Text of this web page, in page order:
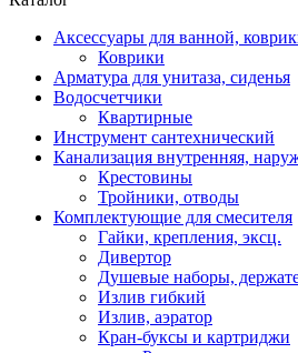
Аксессуары для ванной,
Коврики
Арматура для унитаза, сиденья
Водосчетчики
Квартирные
Инструмент сантехнический
Канализация внутренняя,
Крестовины
Тройники, отводы
Комплектующие для смесителя
Гайки, крепления, эксц.
Дивертор
Душевые наборы,
Излив гибкий
Излив, аэратор
Кран-буксы и картриджи